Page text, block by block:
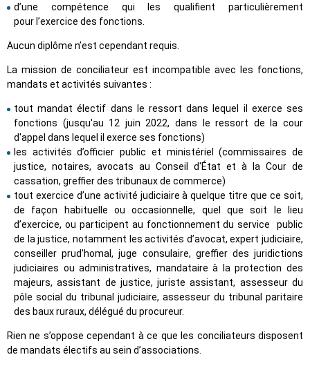
d’une compétence qui les qualifient particulièrement
pour l’exercice des fonctions.
Aucun diplôme n’est cependant requis.
La mission de conciliateur est incompatible avec les fonctions,
mandats et activités suivantes :
tout mandat électif dans le ressort dans lequel il exerce ses
fonctions (jusqu'au 12 juin 2022, dans le ressort de la cour
d'appel dans lequel il exerce ses fonctions)
les activités d’officier public et ministériel (commissaires de
justice, notaires, avocats au Conseil d'État et à la Cour de
cassation, greffier des tribunaux de commerce)
tout exercice d’une activité judiciaire à quelque titre que ce soit,
de façon habituelle ou occasionnelle, quel que soit le lieu
d’exercice, ou participent au fonctionnement du service public
de la justice, notamment les activités d’avocat, expert judiciaire,
conseiller prud'homal, juge consulaire, greffier des juridictions
judiciaires ou administratives, mandataire à la protection des
majeurs, assistant de justice, juriste assistant, assesseur du
pôle social du tribunal judiciaire, assesseur du tribunal paritaire
des baux ruraux, délégué du procureur.
Rien ne s’oppose cependant à ce que les conciliateurs disposent
de mandats électifs au sein d’associations.